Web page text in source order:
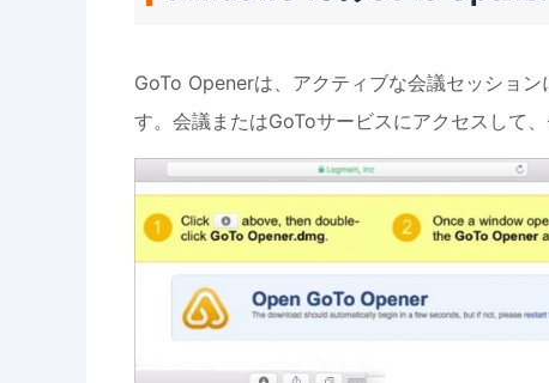
GoTo Openerは、アクティブな会議セッショ
す。会議またはGoToサービスにアクセスして